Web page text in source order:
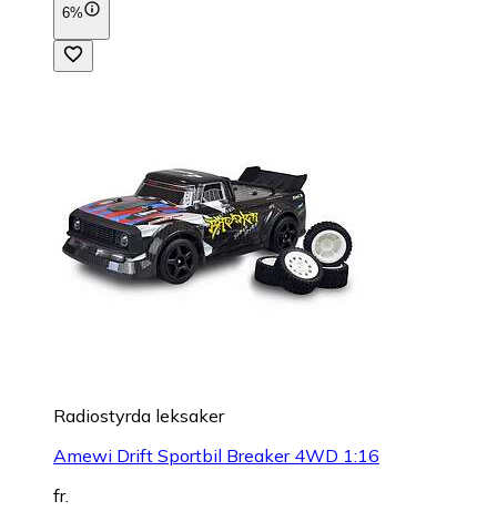
6%
Radiostyrda leksaker
Amewi Drift Sportbil Breaker 4WD 1:16
fr.